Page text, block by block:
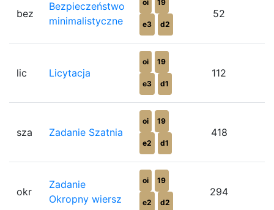
bez
Bezpieczeństwo
minimalistyczne
oi 19
e3 d2
52
lic Licytacja
oi 19
e3 d1
112
sza Zadanie Szatnia
oi 19
e2 d1
418
okr
Zadanie
Okropny wiersz
oi 19
e2 d2
294